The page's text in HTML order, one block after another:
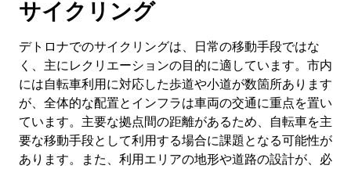
サイクリング
デトロナでのサイクリングは、日常の移動手段ではな
く、主にレクリエーションの目的に適しています。市内
には自転車利用に対応した歩道や小道が数箇所あります
が、全体的な配置とインフラは車両の交通に重点を置い
ています。主要な拠点間の距離があるため、自転車を主
要な移動手段として利用する場合に課題となる可能性が
あります。また、利用エリアの地形や道路の設計が、必